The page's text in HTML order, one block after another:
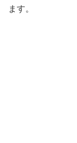
ます。